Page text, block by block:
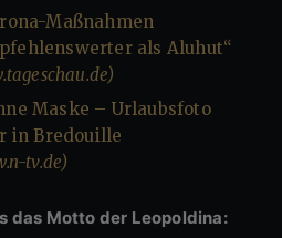
Maßnahmen
als Aluhut“
Maske – Urlaubsfoto
in Bredouille
tv.de)